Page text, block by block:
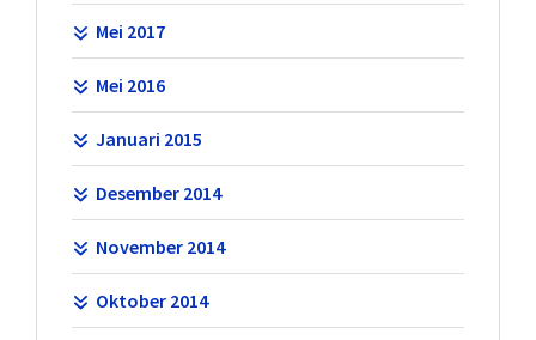
Mei 2017
Mei 2016
Januari 2015
Desember 2014
November 2014
Oktober 2014